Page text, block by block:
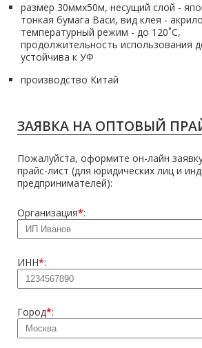
размер 30ммх50м, несущий слой -
тонкая бумага Васи, вид клея -
температурный режим - до 120˚С,
продолжительность использования
устойчива к УФ
производство Китай
ЗАЯВКА НА ОПТОВЫЙ
Пожалуйста, оформите он-лайн
прайс-лист (для юридических лиц и
предпринимателей):
Организация*:
ИНН*:
Город*: